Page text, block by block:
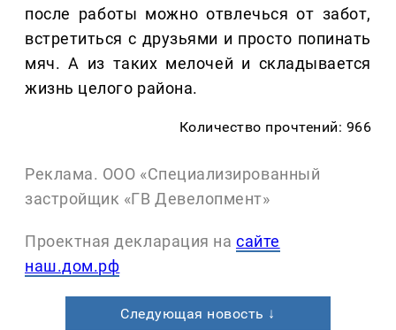
после работы можно отвлечься от забот,
встретиться с друзьями и просто попинать
мяч. А из таких мелочей и складывается
жизнь целого района.
Количество прочтений: 966
Реклама. ООО «Специализированный
застройщик «ГВ Девелопмент»
Проектная декларация на сайте
наш.дом.рф
Следующая новость ↓